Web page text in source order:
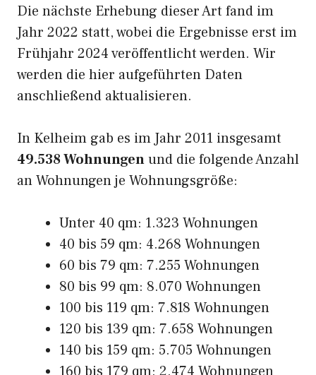
Die nächste Erhebung dieser Art fand im
Jahr 2022 statt, wobei die Ergebnisse erst im
Frühjahr 2024 veröffentlicht werden. Wir
werden die hier aufgeführten Daten
anschließend aktualisieren.
In Kelheim gab es im Jahr 2011 insgesamt
49.538 Wohnungenund die folgende Anzahl
an Wohnungen je Wohnungsgröße:
Unter 40 qm: 1.323 Wohnungen
40 bis 59 qm: 4.268 Wohnungen
60 bis 79 qm: 7.255 Wohnungen
80 bis 99 qm: 8.070 Wohnungen
100 bis 119 qm: 7.818 Wohnungen
120 bis 139 qm: 7.658 Wohnungen
140 bis 159 qm: 5.705 Wohnungen